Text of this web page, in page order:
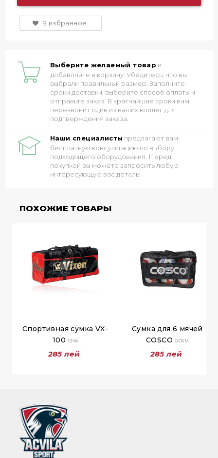
В избранное.
Выберите желаемый товар и
добавляйте в корзину. Убедитесь, что вы
выбрали правильный размер. Заполните
сроки доставки, выберите способ оплаты и
отправьте заказ. В кратчайшие сроки вам
перезвонит один из наших коллег для
подтверждения заказа.
Наши специалисты предлагают вам
бесплатную консультацию по выбору
подходящего оборудования. Перед
покупкой вы можете запросить любую
интересующую вас деталь!
ПОХОЖИЕ ТОВАРЫ
Спортивная сумка VX-
1001046
285 лей
Сумка для 6 мячей
COSCOGC6M
285 лей